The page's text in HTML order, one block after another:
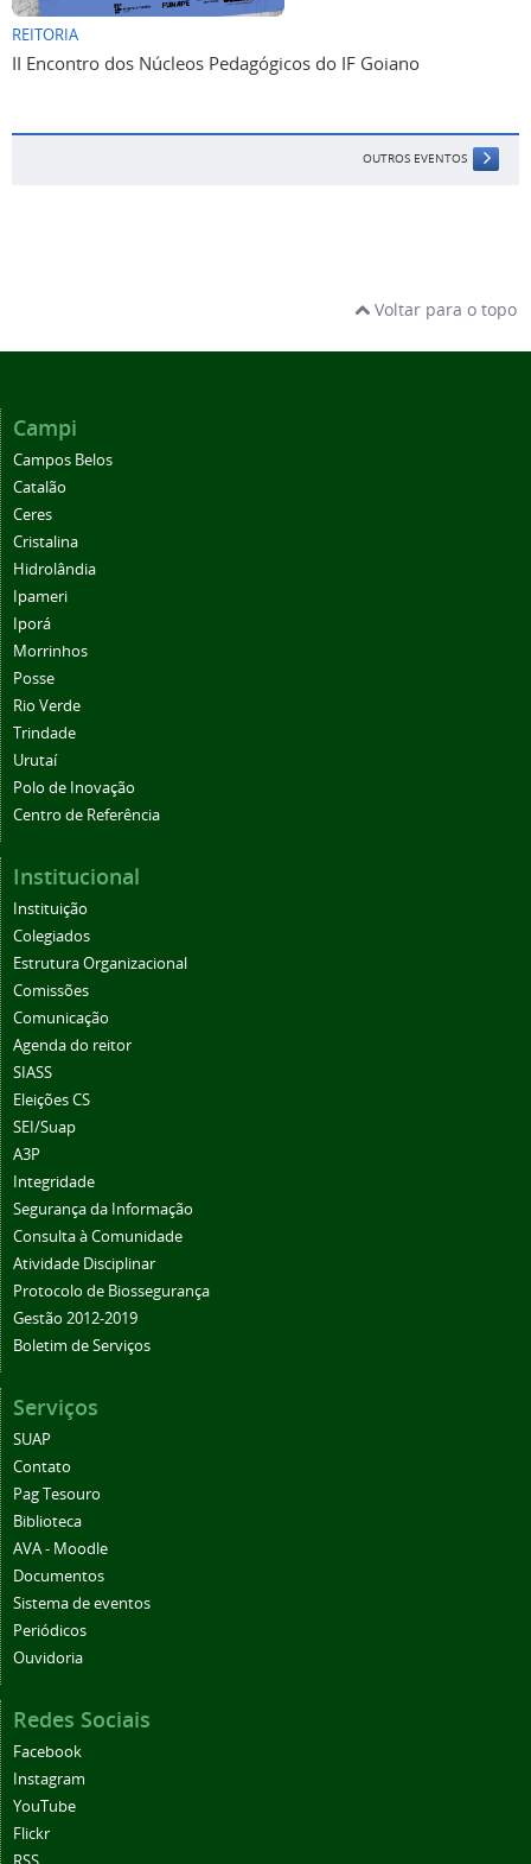
REITORIA
II Encontro dos Núcleos Pedagógicos do IF Goiano
OUTROS EVENTOS
Voltar para o topo
Campi
Campos Belos
Catalão
Ceres
Cristalina
Hidrolândia
Ipameri
Iporá
Morrinhos
Posse
Rio Verde
Trindade
Urutaí
Polo de Inovação
Centro de Referência
Institucional
Instituição
Colegiados
Estrutura Organizacional
Comissões
Comunicação
Agenda do reitor
SIASS
Eleições CS
SEI/Suap
A3P
Integridade
Segurança da Informação
Consulta à Comunidade
Atividade Disciplinar
Protocolo de Biossegurança
Gestão 2012-2019
Boletim de Serviços
Serviços
SUAP
Contato
Pag Tesouro
Biblioteca
AVA - Moodle
Documentos
Sistema de eventos
Periódicos
Ouvidoria
Redes Sociais
Facebook
Instagram
YouTube
Flickr